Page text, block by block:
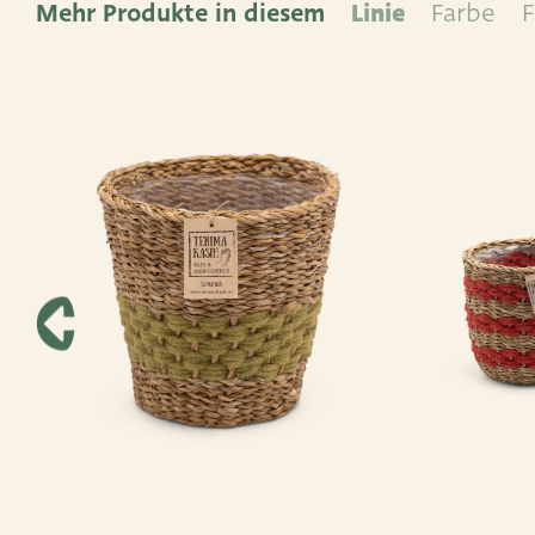
Mehr Produkte in diesem Linie Farbe